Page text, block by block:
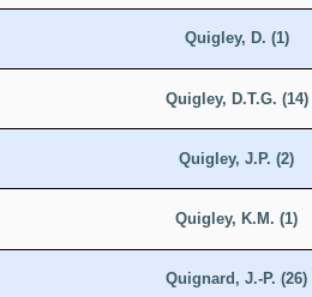
Quigley, D. (1)
Quigley, D.T.G. (14)
Quigley, J.P. (2)
Quigley, K.M. (1)
Quignard, J.-P. (26)